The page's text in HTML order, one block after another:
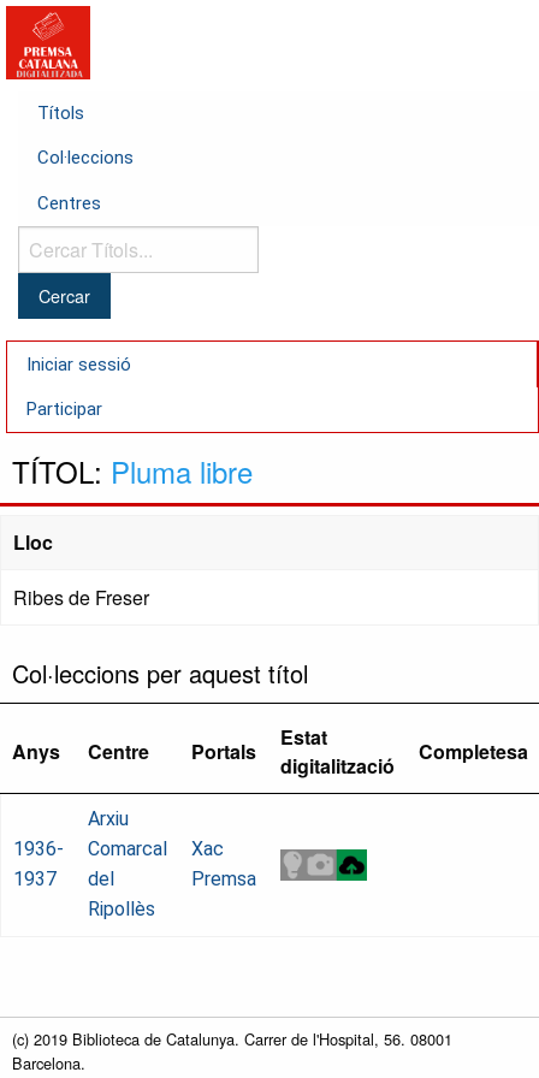
Títols
Col·leccions
Centres
Cercar
Títols...
Iniciar sessió
Participar
TÍTOL: Pluma libre
Lloc
Ribes de Freser
Col·leccions per aquest títol
Anys Centre Portals
Estat
digitalització
Completesa
1936-
1937
Arxiu
Comarcal
del
Ripollès
Xac
Premsa
(c) 2019 Biblioteca de Catalunya. Carrer de l'Hospital, 56. 08001
Barcelona.